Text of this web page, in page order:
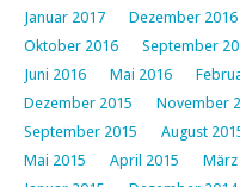
Januar 2017
Dezember 2016
Oktober 2016
September
Juni 2016
Mai 2016
Dezember 2015
November
September 2015
August
Mai 2015
April 2015 März